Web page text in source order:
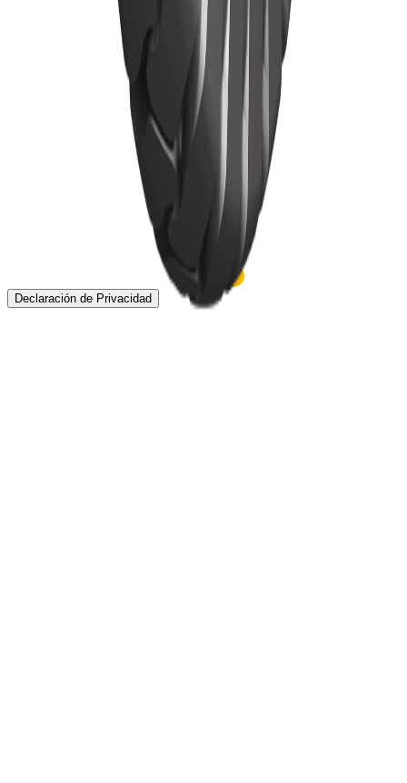
Neumáticos
Neumáticos TBR
Noticias
Acerca de
Localización
Contacto
Declaración de Privacidad